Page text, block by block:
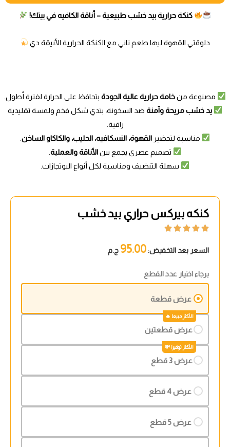
كنكة حرارية بيد خشب طبيعية – أناقة الكافيه في بيتك!
دلوقتي القهوة ليها طعم تاني مع الكنكة الحرارية الأنيقة دي
مصنوعة منخامة حرارية عالية الجودةبتحافظ على الحرارة لفترة أطول.
يد خشب مريحة وآمنةضد السخونة، بتدي شكل فخم ولمسة تقليدية
راقية.
مناسبة لتحضيرالقهوة، النسكافيه، الحليب، والكاكاو الساخن
تصميم عصري يجمع بينالأناقة والعملية
سهلة التنضيف ومناسبة لكل أنواع البوتجازات.
كنكه بيركس حراري بيد خشب





السعر بعد التخفيض:95.00 ج.م
برجاء اختيار عدد القطع
عرض قطعة
عرض قطعتين
عرض 3 قطع
عرض 4 قطع
عرض 5 قطع